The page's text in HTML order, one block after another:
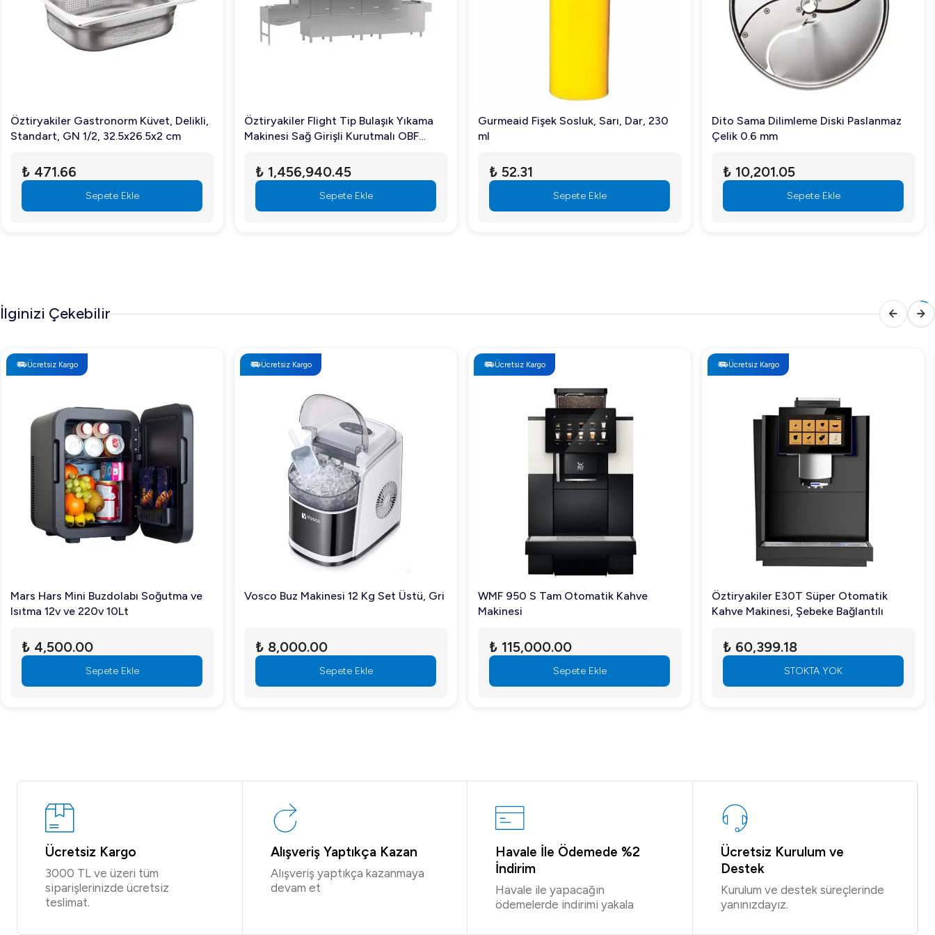
Hayır, makine çalışma esnasında ses ve gürültü en aza indirildiği için oldukça sessiz çalışır.
Kazanın malzeme yapısı nedir?
ürünü şimdi değerlendirin!
Öztiryakiler Gastronorm Küvet, Delikli,
Standart, GN 1/2, 32.5x26.5x2 cm
₺ 471.66
Sepete Ekle
Öztiryakiler Flight Tip Bulaşık Yıkama
Makinesi Sağ Girişli Kurutmalı OBF
₺ 1,456,940.45
Sepete Ekle
Gurmeaid Fişek Sosluk, Sarı, Dar, 230
ml
₺ 52.31
Sepete Ekle
Dito Sama Dilimleme Diski Paslanmaz
Çelik 0.6 mm
₺ 10,201.05
Sepete Ekle
İlginizi Çekebilir
Ücretsiz Kargo
Mars Hars Mini Buzdolabı Soğutma ve
Isıtma 12v ve 220v 10Lt
₺ 4,500.00
Sepete Ekle
Ücretsiz Kargo
Vosco Buz Makinesi 12 Kg Set Üstü, Gri
₺ 8,000.00
Sepete Ekle
Ücretsiz Kargo
WMF 950 S Tam Otomatik Kahve
Makinesi
₺ 115,000.00
Sepete Ekle
Ücretsiz Kargo
Öztiryakiler E30T Süper Otomatik
Kahve Makinesi, Şebeke Bağlantılı
₺ 60,399.18
STOKTA YOK
Ücretsiz Kargo
3000 TL ve üzeri tüm
siparişlerinizde ücretsiz
teslimat.
Alışveriş Yaptıkça Kazan
Alışveriş yaptıkça kazanmaya
devam et
Havale İle Ödemede %2
İndirim
Havale ile yapacağın
ödemelerde indirimi yakala
Ücretsiz Kurulum ve
Destek
Kurulum ve destek süreçlerinde
yanınızdayız.